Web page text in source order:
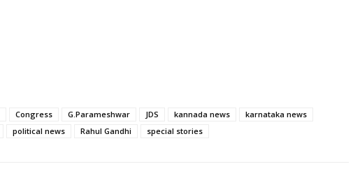
Congress G.Parameshwar JDS kannada news
karnataka news
political news Rahul Gandhi special stories